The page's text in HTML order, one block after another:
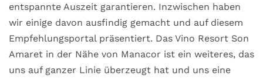
entspannte Auszeit garantieren. Inzwischen haben
wir einige davon ausfindig gemacht und auf diesem
Empfehlungsportal präsentiert. Das Vino Resort Son
Amaret in der Nähe von Manacor ist ein weiteres, das
uns auf ganzer Linie überzeugt hat und uns eine